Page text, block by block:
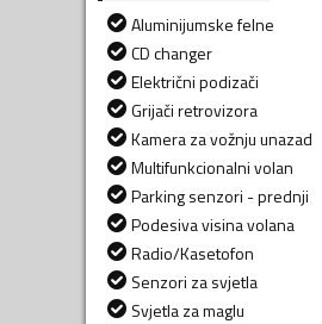
Aluminijumske felne
CD changer
Električni podizači
Grijači retrovizora
Kamera za vožnju unazad
Multifunkcionalni volan
Parking senzori - prednji
Podesiva visina volana
Radio/Kasetofon
Senzori za svjetla
Svjetla za maglu